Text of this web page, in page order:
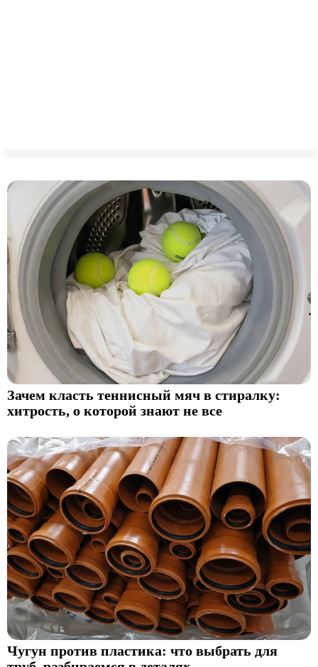
Зачем класть теннисный мяч в стиралку:
хитрость, о которой знают не все
Чугун против пластика: что выбрать для